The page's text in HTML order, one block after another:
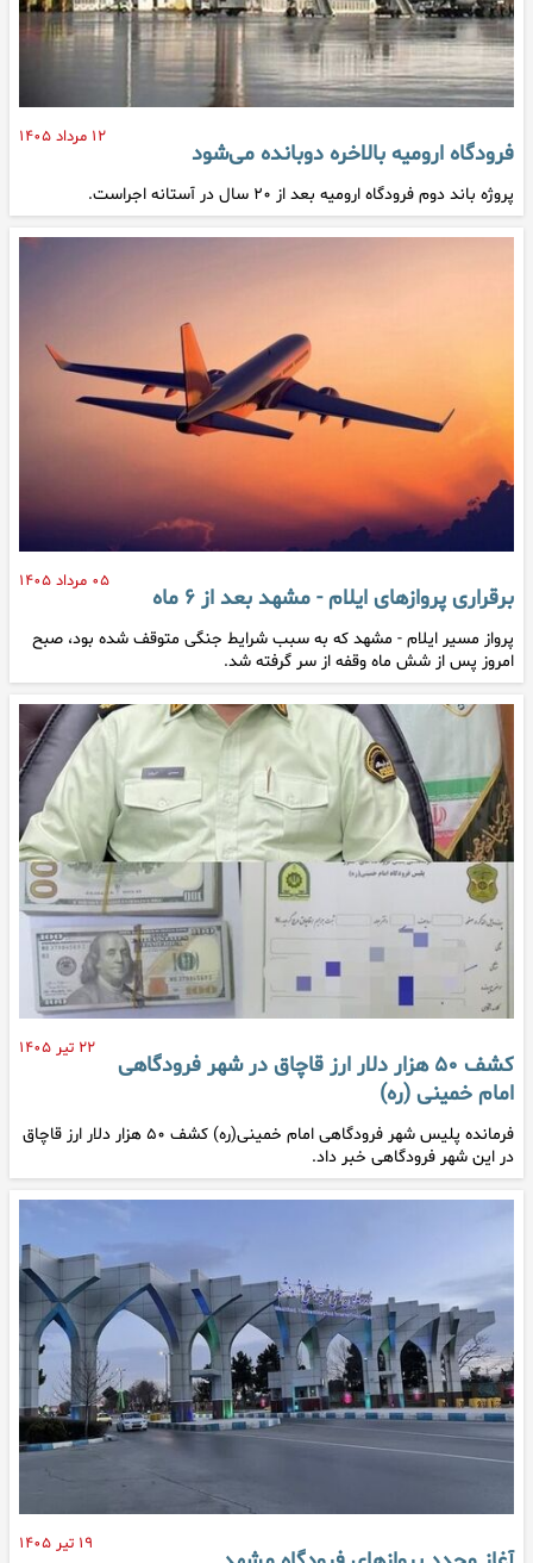
۱۲ مرداد ۱۴۰۵
فرودگاه ارومیه بالاخره دوبانده می‌شود
پروژه باند دوم فرودگاه ارومیه بعد از ۲۰ سال در آستانه اجراست.
۰۵ مرداد ۱۴۰۵
برقراری پروازهای ایلام - مشهد بعد از ۶ ماه
پرواز مسیر ایلام - مشهد که به سبب شرایط جنگی متوقف شده بود، صبح
امروز پس از شش ماه وقفه از سر گرفته شد.
۲۲ تیر ۱۴۰۵
کشف ۵۰ هزار دلار ارز قاچاق در شهر فرودگاهی
امام خمینی (ره)
فرمانده پلیس شهر فرودگاهی امام خمینی(ره) کشف ۵۰ هزار دلار ارز قاچاق
در این شهر فرودگاهی خبر داد.
۱۹ تیر ۱۴۰۵